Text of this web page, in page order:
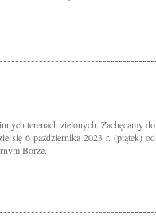
terenach zielonych. Zachęcamy do
się 6 października 2023 r. (piątek) od
Borze.